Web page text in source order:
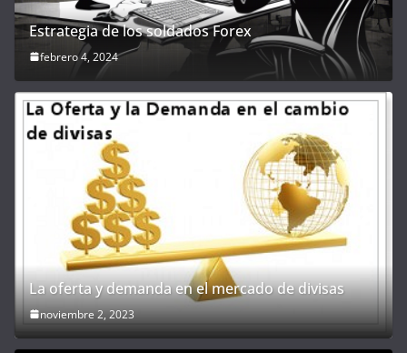
Estrategia de los soldados Forex
febrero 4, 2024
La oferta y demanda en el mercado de divisas
noviembre 2, 2023